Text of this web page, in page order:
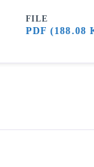
FILE
PDF(188.08